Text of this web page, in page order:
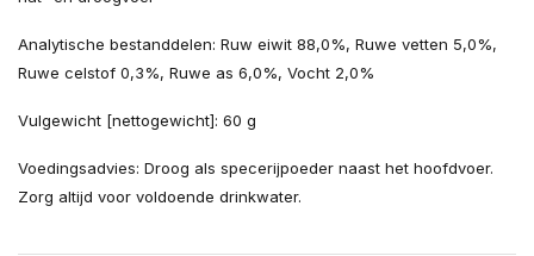
Analytische bestanddelen: Ruw eiwit 88,0%, Ruwe vetten 5,0%,
Ruwe celstof 0,3%, Ruwe as 6,0%, Vocht 2,0%
Vulgewicht [nettogewicht]: 60 g
Voedingsadvies: Droog als specerijpoeder naast het hoofdvoer.
Zorg altijd voor voldoende drinkwater.